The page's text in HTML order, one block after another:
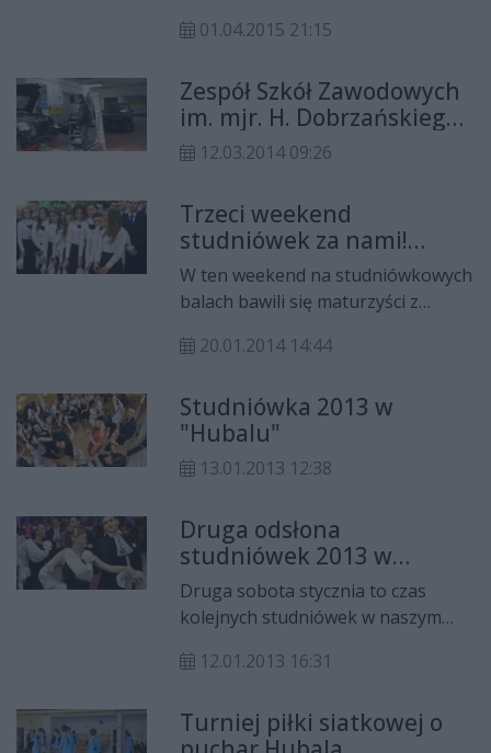
odbył się VII Ogólnopolski Konkurs
brzmiał „100 LAT W MODZIE 1915-
2015”. Uczennica radomskiego
"Hubala" zdobyła pierwsze miejsce.
01.04.2015 21:15
Zespół Szkół Zawodowych
im. mjr. H. Dobrzańskiego
„Hubala”
12.03.2014 09:26
Trzeci weekend
studniówek za nami!
(VIDEO z III LO i ZSZ)
W ten weekend na studniówkowych
balach bawili się maturzyści z
(17 stycznia) swoje święto mieli
Studniówki uczniów kolejnych
pięciu szkół odbyły się w sobotę (18
stycznia). Zapraszamy do
20.01.2014 14:44
Studniówka 2013 w
"Hubalu"
13.01.2013 12:38
Druga odsłona
studniówek 2013 w
Radomiu ZOBACZ ZDJĘCIA
Druga sobota stycznia to czas
kolejnych studniówek w naszym
maturzyści sześciu szkół
uczniów z „Chałubińskiego”,
12.01.2013 16:31
Turniej piłki siatkowej o